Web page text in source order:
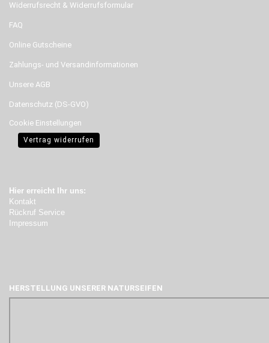
Widerrufsrecht & Widerrufsformular
FAQ
Online Gutscheine
Zahlungs- und Versandinformationen
Unsere AGB
Datenschutz (DS-GVO)
Cookie Einstellungen
Vertrag widerrufen
Hier erreicht Ihr uns:
Kontakt
Rückruf Service
Impressum
HERSTELLUNG UNSERER NATURSEIFEN